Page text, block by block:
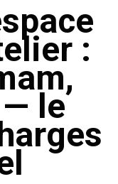
:
le